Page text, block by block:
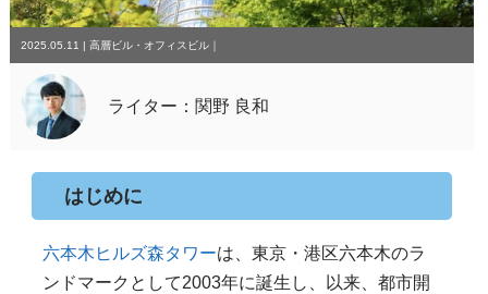
2025.05.11 | 高層ビル・オフィスビル｜
ライター：関野 良和
はじめに
六本木ヒルズ森タワーは、東京・港区六本木のラ
ンドマークとして2003年に誕生し、以来、都市開